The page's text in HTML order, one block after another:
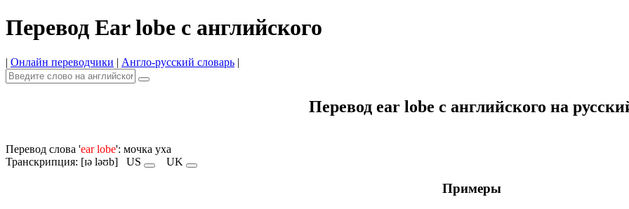
Перевод Ear lobe с английского
| Онлайн переводчики | Англо-русский словарь |
Перевод ear lobe с английского на
Перевод слова 'ear lobe': мочка уха
Транскрипция: [ɪə ləʊb] US UK
Примеры